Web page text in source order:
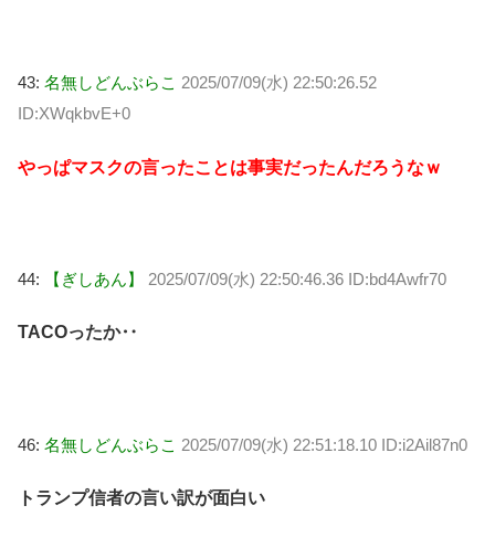
43: 名無しどんぶらこ 2025/07/09(水) 22:50:26.52
ID:XWqkbvE+0
やっぱマスクの言ったことは事実だったんだろうなｗ
44: 【ぎしあん】 2025/07/09(水) 22:50:46.36 ID:bd4Awfr70
TACOったか‥
46: 名無しどんぶらこ 2025/07/09(水) 22:51:18.10 ID:i2Ail87n0
トランプ信者の言い訳が面白い